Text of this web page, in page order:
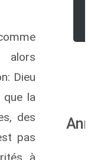
alors
Dieu
que la
des
pas